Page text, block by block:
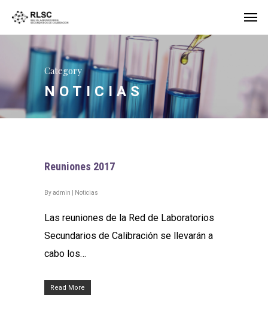
Category
NOTICIAS
Reuniones 2017
Byadmin Noticias
Las reuniones de la Red de Laboratorios
Secundarios de Calibración se llevarán a
cabo los…
Read More